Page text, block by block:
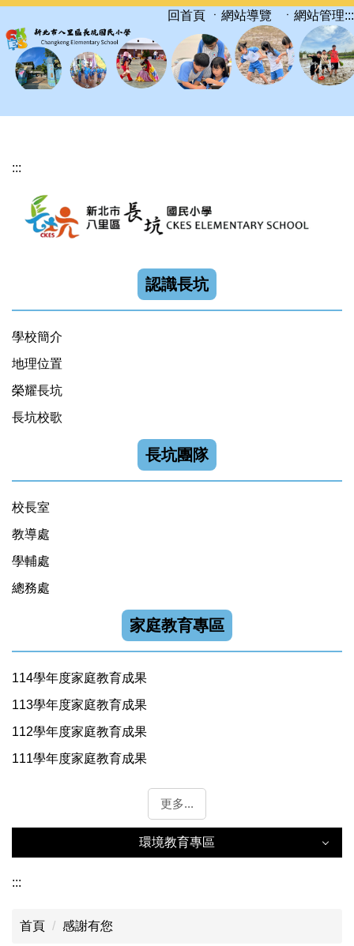
到
主
要
內
:::
回首頁
ㆍ網站導覽 ㆍ網站管理
:::
認識長坑
學校簡介
地理位置
榮耀長坑
長坑校歌
長坑團隊
校長室
教導處
學輔處
總務處
家庭教育專區
114學年度家庭教育成果
113學年度家庭教育成果
112學年度家庭教育成果
111學年度家庭教育成果
更多...
環境教育專區
年度成果
:::
首頁 感謝有您